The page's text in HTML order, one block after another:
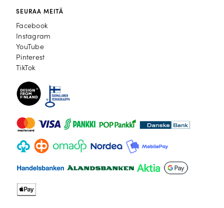
SEURAA MEITÄ
Facebook
Facebook
Instagram
Instagram
YouTube
YouTube
Pinterest
Pinterest
TikTok
TikTok